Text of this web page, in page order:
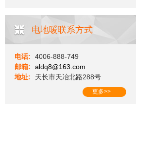
电地暖联系方式
电话:
4006-888-749
邮箱:
aldq8@163.com
地址:
天长市天冶北路288号
更多>>